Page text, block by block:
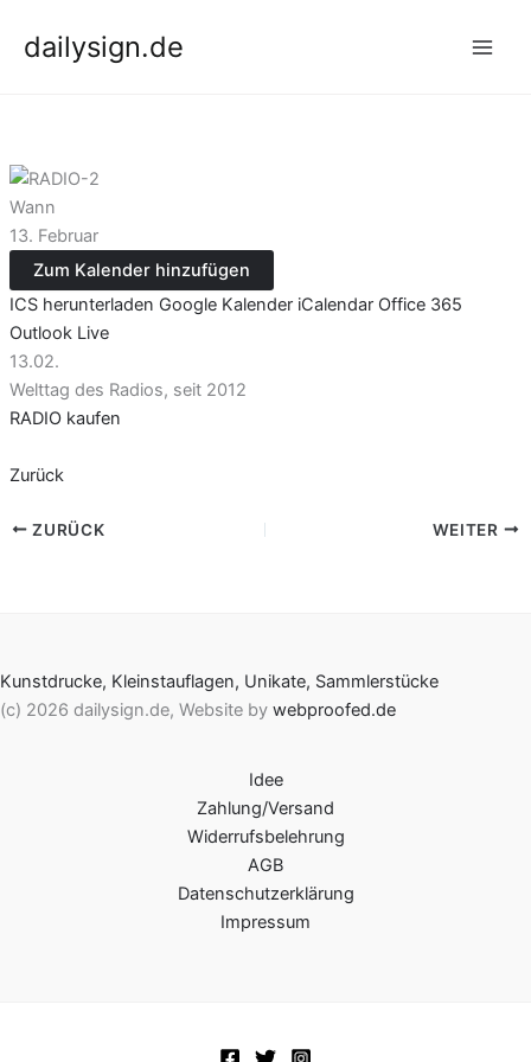
Inhaltdailysign.de
Wann
13. Februar
Zum Kalender hinzufügen
ICS herunterladen Google Kalender iCalendar Office 365
Outlook Live
13.02.
Welttag des Radios, seit 2012
RADIO kaufen
Zurück
ZURÜCK WEITER
Kunstdrucke, Kleinstauflagen, Unikate, Sammlerstücke
(c) 2026 dailysign.de, Website by webproofed.de
Idee
Zahlung/Versand
Widerrufsbelehrung
AGB
Datenschutzerklärung
Impressum